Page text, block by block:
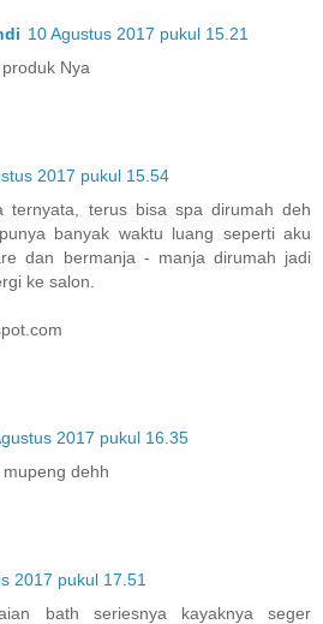
10 Agustus 2017 pukul 15.21
Nya
2017 pukul 15.54
ternyata, terus bisa spa dirumah deh
banyak waktu luang seperti aku
dan bermanja - manja dirumah jadi
ke salon.
2017 pukul 16.35
dehh
2017 pukul 17.51
bath seriesnya kayaknya seger